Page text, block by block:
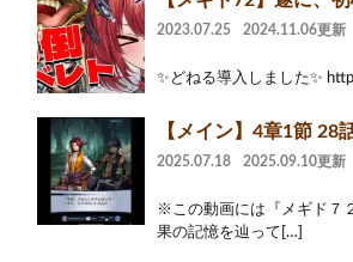
2023.07.25 2024.11.06更新
✨どねる導入しました✨
【メイン】4章1節 28
2025.07.18 2025.09.10更新
※この動画には『メギド７
果の記憶を辿って[…]